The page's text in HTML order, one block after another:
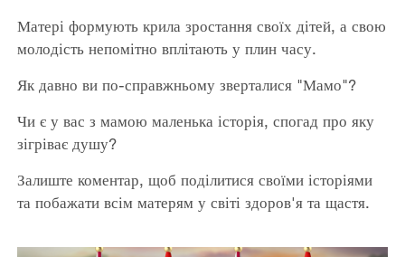
Матері формують крила зростання своїх дітей, а свою
молодість непомітно вплітають у плин часу.
Як давно ви по-справжньому зверталися "Мамо"?
Чи є у вас з мамою маленька історія, спогад про яку
зігріває душу?
Залиште коментар, щоб поділитися своїми історіями
та побажати всім матерям у світі здоров'я та щастя.